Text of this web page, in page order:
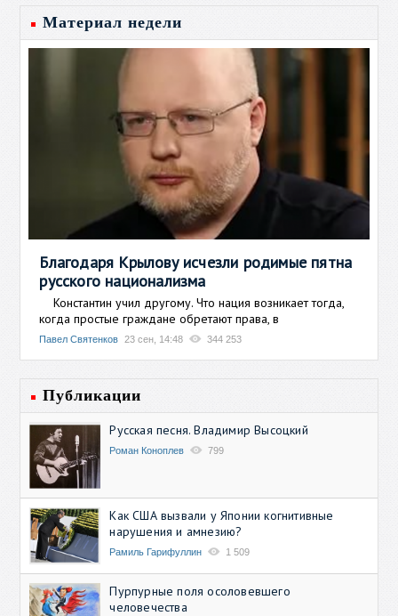
Материал недели
Благодаря Крылову исчезли родимые пятна
русского национализма
Константин учил другому. Что нация возникает тогда,
когда простые граждане обретают права, в
Павел Святенков 23 сен, 14:48 344 253
Публикации
Русская песня. Владимир Высоцкий
Роман Коноплев 799
Как США вызвали у Японии когнитивные
нарушения и амнезию?
Рамиль Гарифуллин 1 509
Пурпурные поля осоловевшего
человечества